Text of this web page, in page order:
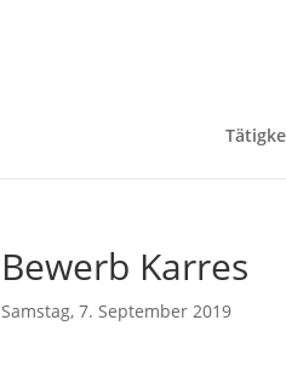
Bewerb Karres
Samstag, 7. September 2019